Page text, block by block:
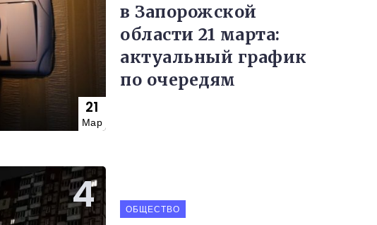
21
Мар
в Запорожской
области 21 марта:
актуальный график
по очередям
ОБЩЕСТВО